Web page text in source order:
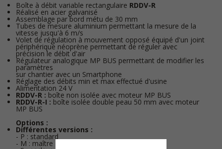
Boîte à débit variable rectangulaire RDDV-R
Réalisé en acier galvanisé
Assemblage par bord métu de 30 mm
Tubes de mesure aluminium permettant la mesure de la
vitesse jusqu'à 6 m/s
Volet de régulation à mouvement opposé équipé d'un joint
périphérique néoprène permettant de réguler avec
précision le débit d'air
Régulateur analogique MP BUS permettant de modifier les
paramètres
sur chantier avec un Smartphone
Réglage des débits min et max effectué d'usine
Alimentation 24 V
RDDV-R : boîte non isolée avec moteur MP BUS
RDDV-R-I : boîte isolée double peau 50 mm avec moteur
MP BUS
Options :
Différentes versions :
- P : standard
- M : maître